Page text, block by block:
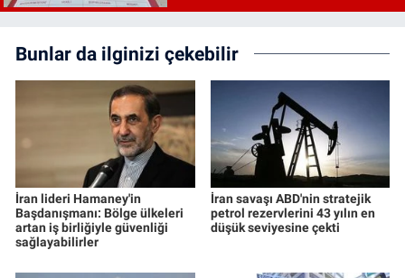
Bunlar da ilginizi çekebilir
İran lideri Hamaney'in
Başdanışmanı: Bölge ülkeleri
artan iş birliğiyle güvenliği
sağlayabilirler
İran savaşı ABD'nin stratejik
petrol rezervlerini 43 yılın en
düşük seviyesine çekti